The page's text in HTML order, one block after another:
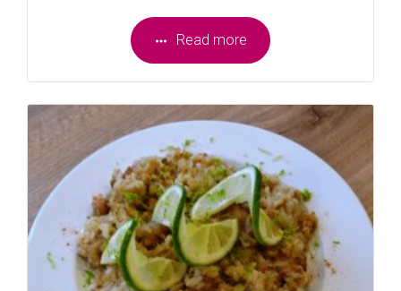
Read more